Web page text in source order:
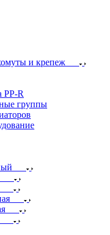
и крепеж
PP-R
группы